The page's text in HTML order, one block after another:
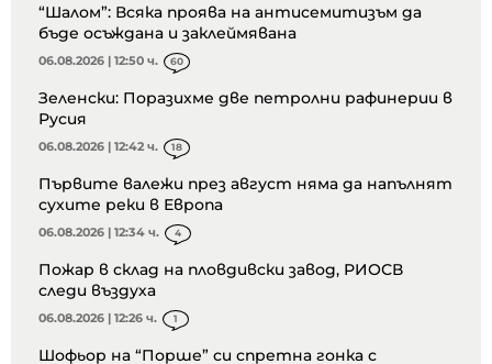
“Шалом”: Всяка проява на антисемитизъм да
бъде осъждана и заклеймявана
06.08.2026 | 12:50 ч. 60
Зеленски: Поразихме две петролни рафинерии в
Русия
06.08.2026 | 12:42 ч. 18
Първите валежи през август няма да напълнят
сухите реки в Европа
06.08.2026 | 12:34 ч. 4
Пожар в склад на пловдивски завод, РИОСВ
следи въздуха
06.08.2026 | 12:26 ч. 1
Шофьор на “Порше” си спретна гонка с